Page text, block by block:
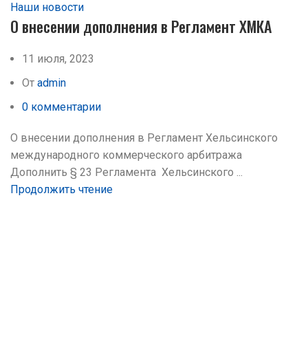
Наши новости
О внесении дополнения в Регламент ХМКА
11 июля, 2023
От admin
0 комментарии
О внесении дополнения в Регламент Хельсинского
международного коммерческого арбитража
Дополнить § 23 Регламента Хельсинского ...
Продолжить чтение